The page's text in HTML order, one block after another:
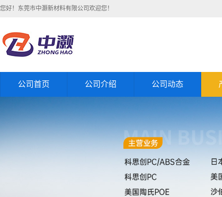
您好！东莞市中灏新材料有限公司欢迎您！
公司首页 公司介绍 公司动态